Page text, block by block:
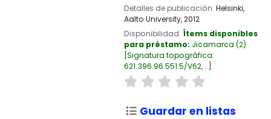
Detalles de publicación: Helsinki,
Aalto University,2012
Disponibilidad: Ítems disponibles
para préstamo: Jicamarca (2)
Signatura topográfica:
621.396.96.551.5/V62, .. .
Guardar en listas